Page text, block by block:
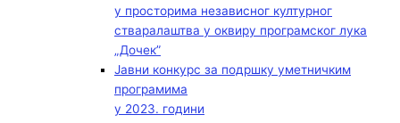
у просторима независног културног
стваралаштва у оквиру програмског лука
„Дочек”
Јавни конкурс за подршку уметничким
програмима
у 2023. години